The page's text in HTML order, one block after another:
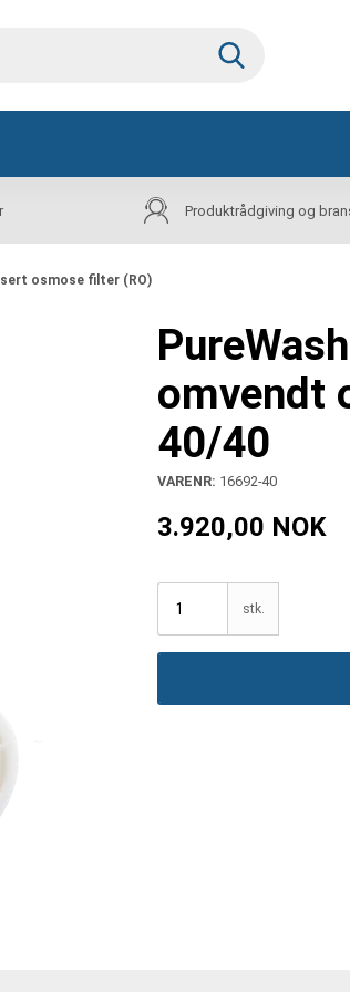
Produktrådgiving og
osmose filter (RO)
omvendt
40/40
VARENR: 16692-40
3.920,00 NOK
stk.